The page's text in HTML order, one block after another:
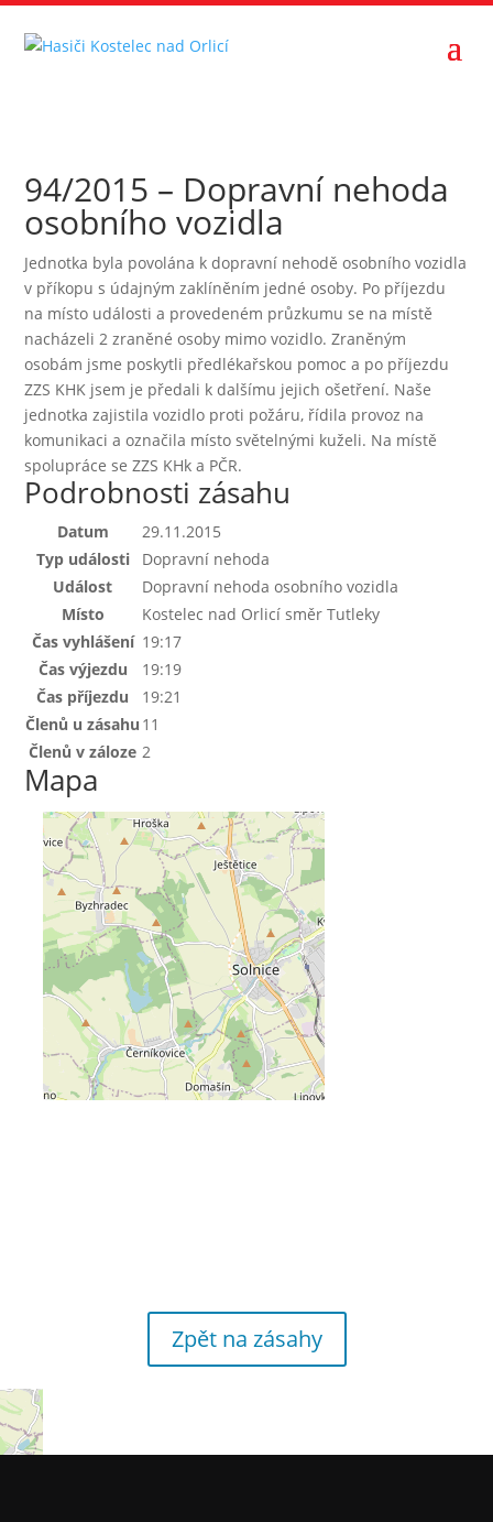
94/2015 – Dopravní nehoda
osobního vozidla
Jednotka byla povolána k dopravní nehodě osobního vozidla
v příkopu s údajným zaklíněním jedné osoby. Po příjezdu
na místo události a provedeném průzkumu se na místě
nacházeli 2 zraněné osoby mimo vozidlo. Zraněným
osobám jsme poskytli předlékařskou pomoc a po příjezdu
ZZS KHK jsem je předali k dalšímu jejich ošetření. Naše
jednotka zajistila vozidlo proti požáru, řídila provoz na
komunikaci a označila místo světelnými kuželi. Na místě
spolupráce se ZZS KHk a PČR.
Podrobnosti zásahu
Datum
29.11.2015
Typ události
Dopravní nehoda
Událost
Dopravní nehoda osobního vozidla
Místo
Kostelec nad Orlicí směr Tutleky
Čas vyhlášení 19:17
Čas výjezdu
19:19
Čas příjezdu
19:21
Členů u zásahu 11
Členů v záloze 2
Mapa
Zpět na zásahy